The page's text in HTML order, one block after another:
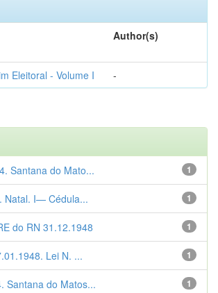
Author(s)
Eleitoral - Volume I -
1
Santana do Mato...
1
Natal. I— Cédula...
1
do RN 31.12.1948
1
Lei N. ...
1
Santana do Matos...